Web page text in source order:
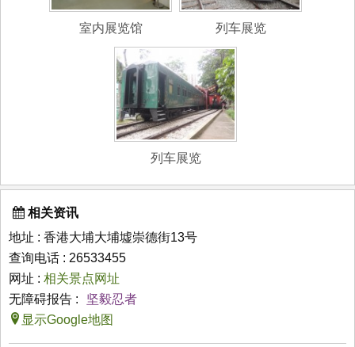
室内展览馆 列车展览
列车展览
相关资讯
地址 : 香港大埔大埔墟崇德街13号
查询电话 : 26533455
网址 : 相关景点网址
无障碍报告 :
坚毅忍者
显示Google地图